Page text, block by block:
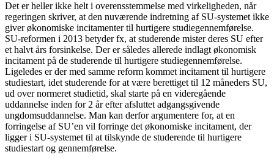
Det er heller ikke helt i overensstemmelse med virkeligheden, når
regeringen skriver, at den nuværende indretning af SU-systemet ikke
giver økonomiske incitamenter til hurtigere studiegennemførelse.
SU-reformen i 2013 betyder fx, at studerende mister deres SU efter
et halvt års forsinkelse. Der er således allerede indlagt økonomisk
incitament på de studerende til hurtigere studiegennemførelse.
Ligeledes er der med samme reform kommet incitament til hurtigere
studiestart, idet studerende for at være berettiget til 12 måneders SU,
ud over normeret studietid, skal starte på en videregående
uddannelse inden for 2 år efter afsluttet adgangsgivende
ungdomsuddannelse. Man kan derfor argumentere for, at en
forringelse af SU’en vil forringe det økonomiske incitament, der
ligger i SU-systemet til at tilskynde de studerende til hurtigere
studiestart og gennemførelse.